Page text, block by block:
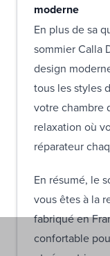
moderne
En plus de sa
sommier Calla
design
tous les styles
votre chambre
relaxation où
réparateur
En résumé, le
vous êtes à la
fabriqué en
confortable